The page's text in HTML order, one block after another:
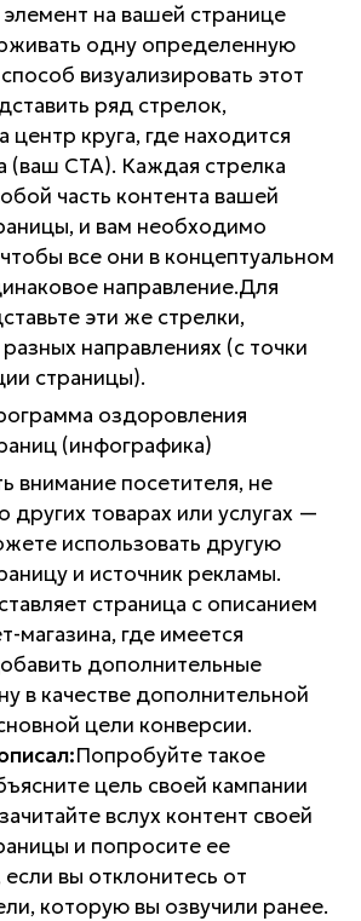
на вашей странице
одну определенную
визуализировать этот
ряд стрелок,
круга, где находится
(ваш СТА). Каждая стрелка
часть контента вашей
и вам необходимо
все они в концептуальном
направление.Для
эти же стрелки,
направлениях (с точки
страницы).
внимание посетителя, не
других товарах или услугах —
использовать другую
и источник рекламы.
страница с описанием
магазина, где имеется
дополнительные
в качестве дополнительной
цели конверсии.
Попробуйте такое
цель своей кампании
вслух контент своей
и попросите ее
если вы отклонитесь от
которую вы озвучили ранее.